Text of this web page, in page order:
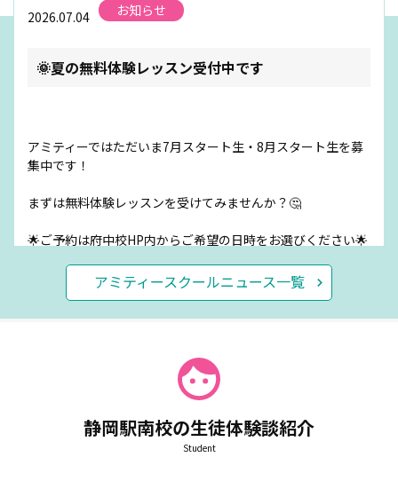
2026.07.04 お知らせ
🌞夏の無料体験レッスン受付中です
アミティーではただいま7月スタート生・8月スタート生を募
集中です！
まずは無料体験レッスンを受けてみませんか？🤔
🌟ご予約は府中校HP内からご希望の日時をお選びください🌟
お知らせ
授業料初月最大10000円OFF‼️
アミティースクールニュース一覧
静岡駅南校の生徒体験談紹介
Student